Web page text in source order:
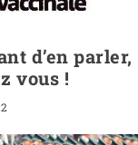
d’en parler,
vous !